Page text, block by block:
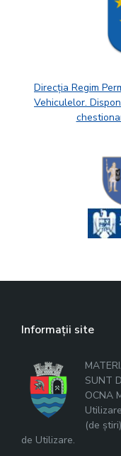
Direcția Regim
Vehiculelor.
Informații site
SUNT
OCNA
(de
de Utilizare.